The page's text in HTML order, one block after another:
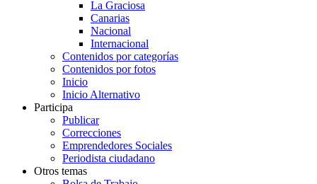
La Graciosa
Canarias
Nacional
Internacional
Contenidos por categorías
Contenidos por fotos
Inicio
Inicio Alternativo
Participa
Publicar
Correcciones
Emprendedores Sociales
Periodista ciudadano
Otros temas